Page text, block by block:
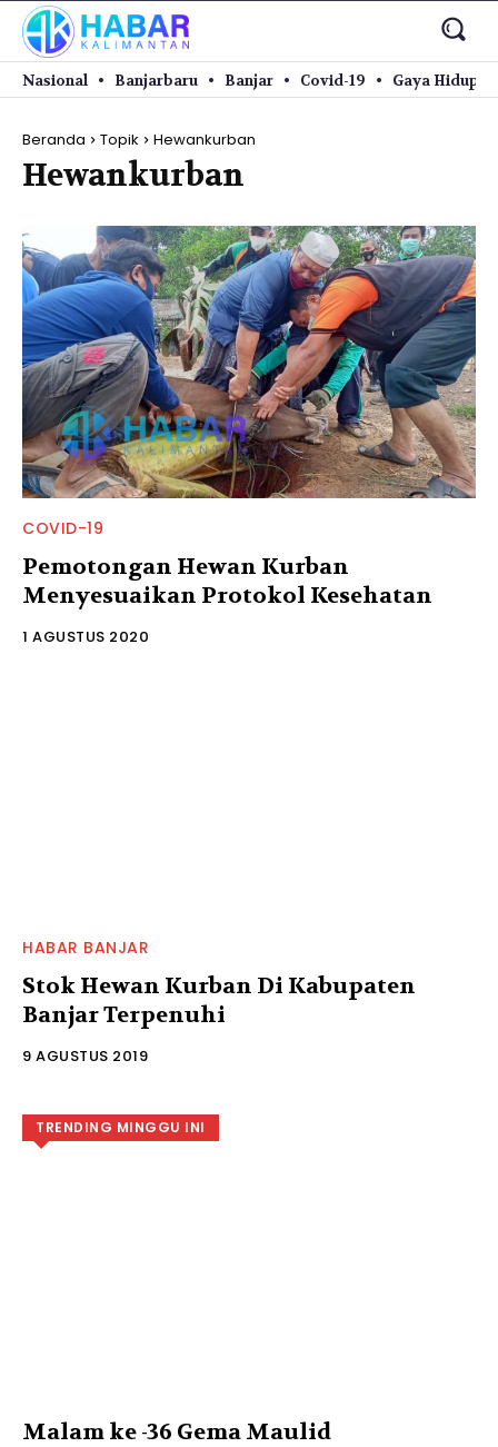
Nasional Banjarbaru Banjar Covid-19 Gaya Hidup
Beranda Topik Hewankurban
Hewankurban
COVID-19
Pemotongan Hewan Kurban
Menyesuaikan Protokol Kesehatan
1 AGUSTUS 2020
HABAR BANJAR
Stok Hewan Kurban Di Kabupaten
Banjar Terpenuhi
9 AGUSTUS 2019
TRENDING MINGGU INI
Malam ke -36 Gema Maulid